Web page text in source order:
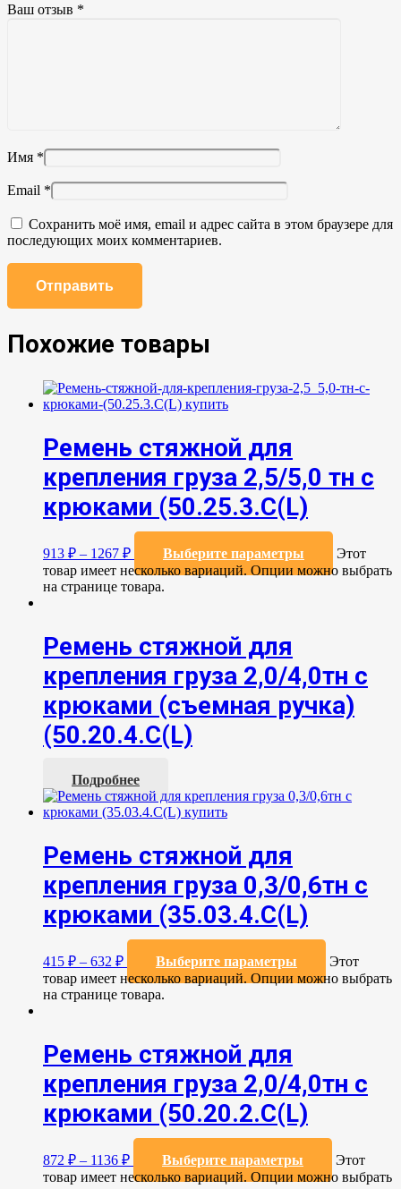
Ваш отзыв *
Имя *
Email *
Сохранить моё имя, email и адрес сайта в этом браузере для
последующих моих комментариев.
Похожие товары
Ремень стяжной для
крепления груза 2,5/5,0 тн с
крюками (50.25.3.C(L)
913 ₽ – 1267 ₽ Выберите параметры
Этот
товар имеет несколько вариаций. Опции можно выбрать
на странице товара.
Ремень стяжной для
крепления груза 2,0/4,0тн с
крюками (съемная ручка)
(50.20.4.С(L)
Подробнее
Ремень стяжной для
крепления груза 0,3/0,6тн с
крюками (35.03.4.C(L)
415 ₽ – 632 ₽ Выберите параметры
Этот
товар имеет несколько вариаций. Опции можно выбрать
на странице товара.
Ремень стяжной для
крепления груза 2,0/4,0тн с
крюками (50.20.2.C(L)
872 ₽ – 1136 ₽ Выберите параметры
Этот
товар имеет несколько вариаций. Опции можно выбрать